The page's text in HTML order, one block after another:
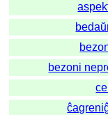
bezoni